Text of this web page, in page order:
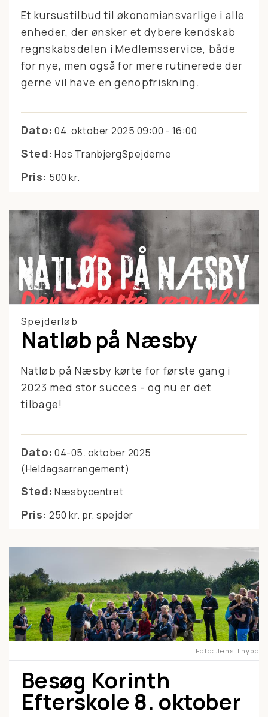
Et kursustilbud til økonomiansvarlige i alle
enheder, der ønsker et dybere kendskab
regnskabsdelen i Medlemsservice, både
for nye, men også for mere rutinerede der
gerne vil have en genopfriskning.
Dato: 04. oktober 2025 09:00 - 16:00
Sted: Hos TranbjergSpejderne
Pris: 500 kr.
Spejderløb
Natløb på Næsby
Natløb på Næsby kørte for første gang i
2023 med stor succes - og nu er det
tilbage!
Dato: 04-05. oktober 2025
(Heldagsarrangement)
Sted: Næsbycentret
Pris: 250 kr. pr. spejder
Foto Jens Thybo
Besøg Korinth
Efterskole 8. oktober